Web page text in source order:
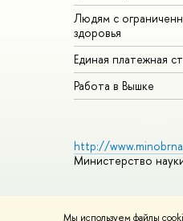
Мы используем файлы
Людям с
здоровья
Единая платежная
Работа в Вышке
http://
Министерство